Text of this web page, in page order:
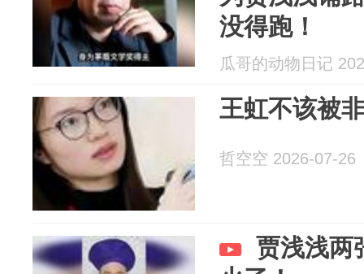
没得跑！
瓜哥的动物日记
王虹不该被
哲空空 2026-07-26
贾浅浅两